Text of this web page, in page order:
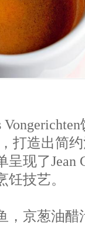
打造出简
现了Jean
技艺。
，京葱油